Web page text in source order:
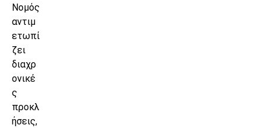
Νομός
αντιμ
ετωπί
ζει
διαχρ
ονικέ
ς
προκλ
ήσεις,